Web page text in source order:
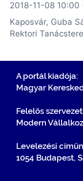
2018-11-08 10:00
Kaposvár, Guba
Rektori
A portál kiadója:
Magyar
Felelős
Modern
Levelezési
1054 Budapest,